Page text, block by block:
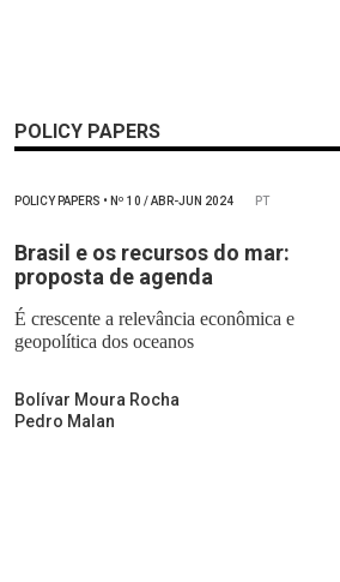
POLICY PAPERS
POLICY PAPERS • Nº 10 / ABR-JUN 2024 PT
Brasil e os recursos do mar:
proposta de agenda
É crescente a relevância econômica e
geopolítica dos oceanos
Bolívar Moura Rocha
Pedro Malan